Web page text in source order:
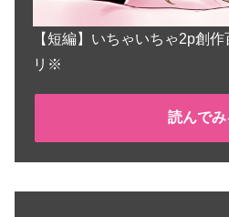
【短編】いちゃいちゃ2p創
リ※
読んでみ